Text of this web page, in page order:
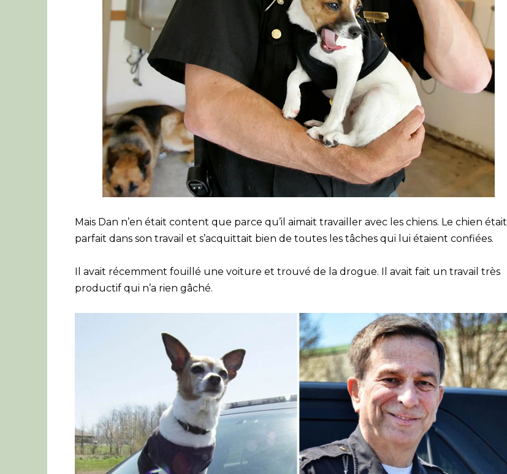
Mais Dan n’en était content que parce qu’il aimait travailler avec les chiens. Le chien était
parfait dans son travail et s’acquittait bien de toutes les tâches qui lui étaient confiées.
Il avait récemment fouillé une voiture et trouvé de la drogue. Il avait fait un travail très
productif qui n’a rien gâché.